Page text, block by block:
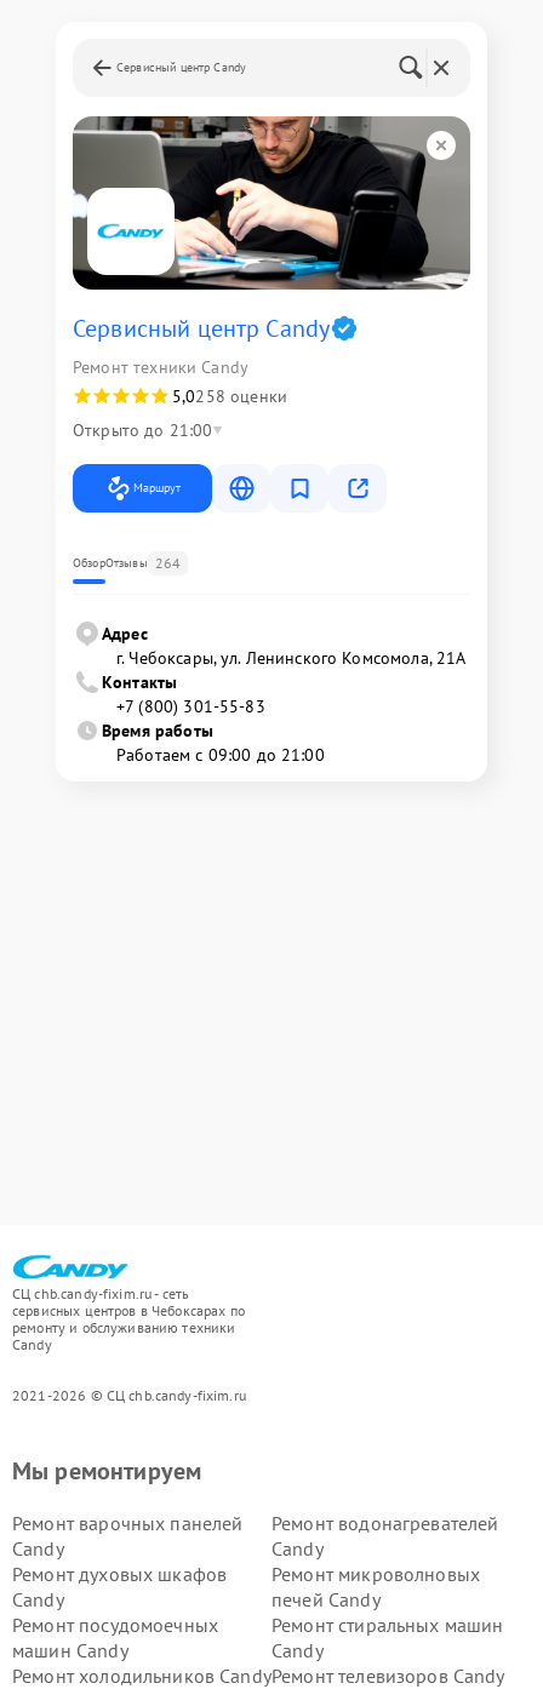
Сервисный центр Candy
Сервисный центр Candy
Ремонт техники Candy
5,0258 оценки
Открыто до 21:00
Маршрут
ОбзорОтзывы 264
Адрес
г. Чебоксары, ул. Ленинского Комсомола, 21А
Контакты
+7 (800) 301-55-83
Время работы
Работаем с 09:00 до 21:00
СЦ chb.candy-fixim.ru - сеть
сервисных центров в Чебоксарах по
ремонту и обслуживанию техники
Candy
2021-2026 © СЦ chb.candy-fixim.ru
Мы ремонтируем
Ремонт варочных панелей
Candy
Ремонт водонагревателей
Candy
Ремонт духовых шкафов
Candy
Ремонт микроволновых
печей Candy
Ремонт посудомоечных
машин Candy
Ремонт стиральных машин
Candy
Ремонт холодильников CandyРемонт телевизоров Candy